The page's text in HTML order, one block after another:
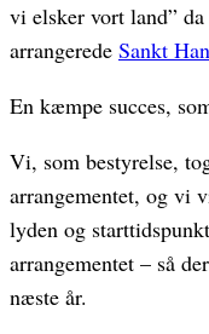
vi elsker vort land”
arrangerede Sankt
En kæmpe succes,
Vi, som bestyrelse,
arrangementet, og vi
lyden og
arrangementet – så
næste år.